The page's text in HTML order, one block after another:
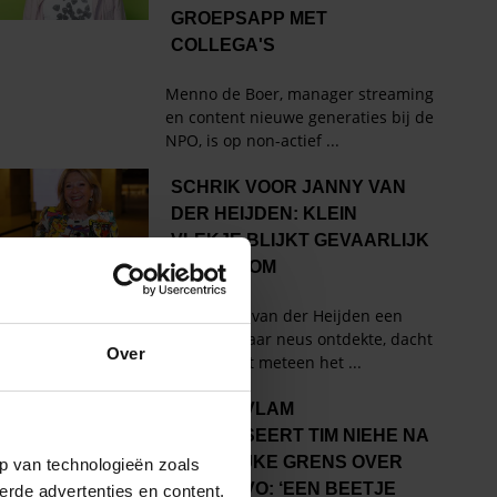
Over
van technologieën zoals
advertenties en content,